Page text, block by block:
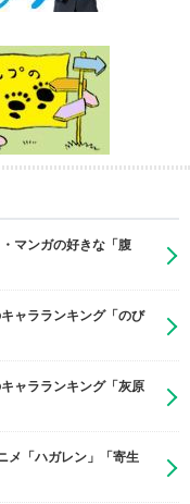
マンガの好きな「腹
ャラランキング「のび
ャラランキング「灰原
メ「ハガレン」「寄生